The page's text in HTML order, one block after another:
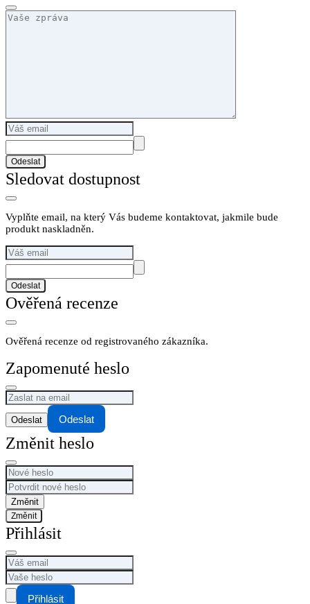
Odeslat
Sledovat dostupnost
Vyplňte email, na který Vás budeme kontaktovat, jakmile bude
produkt naskladněn.
Odeslat
Ověřená recenze
Ověřená recenze od registrovaného zákazníka.
Zapomenuté heslo
Odeslat
Změnit heslo
Změnit
Přihlásit
Přihlásit